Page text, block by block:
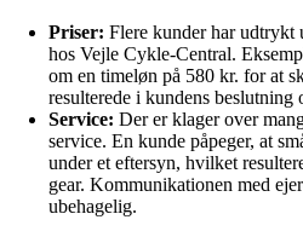
Priser: Flere kunder har udtrykt
hos Vejle Cykle-Central.
om en timeløn på 580 kr. for at
resulterede i kundens beslutning
Service: Der er klager over
service. En kunde påpeger, at
under et eftersyn, hvilket
gear. Kommunikationen med
ubehagelig.